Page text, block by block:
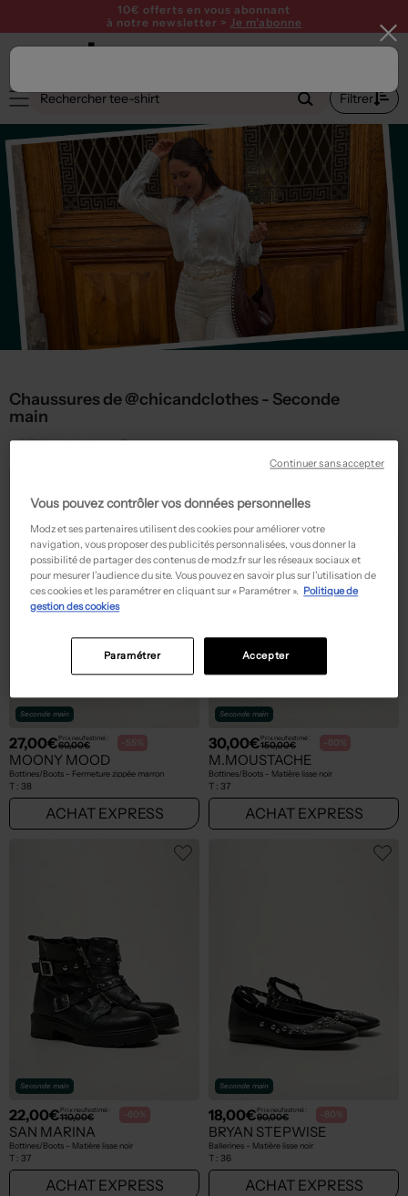
10€ offerts en vous abonnant
à notre newsletter > Je m'abonne
Filtrer
Chaussures de @chicandclothes - Seconde
main
Afficher tout Femme
Seconde main
27,00€Prix neuf estimé :
60,00€ -55%
MOONY MOOD
Bottines/Boots - Fermeture zippée marron
T : 38
ACHAT EXPRESS
Seconde main
30,00€Prix neuf estimé :
150,00€ -80%
M.MOUSTACHE
Bottines/Boots - Matière lisse noir
T : 37
ACHAT EXPRESS
Seconde main
22,00€Prix neuf estimé :
110,00€ -80%
SAN MARINA
Bottines/Boots - Matière lisse noir
T : 37
ACHAT EXPRESS
Seconde main
18,00€Prix neuf estimé :
90,00€ -80%
BRYAN STEPWISE
Ballerines - Matière lisse noir
T : 36
ACHAT EXPRESS
Vous pouvez contrôler vos données personnelles
Modz et ses partenaires utilisent des cookies pour améliorer votre
navigation, vous proposer des publicités personnalisées, vous donner la
possibilité de partager des contenus de modz.fr sur les réseaux sociaux et
pour mesurer l’audience du site. Vous pouvez en savoir plus sur l’utilisation de
ces cookies et les paramétrer en cliquant sur « Paramétrer ». Politique de
gestion des cookies
Accepter
Paramétrer
Continuer sans accepter